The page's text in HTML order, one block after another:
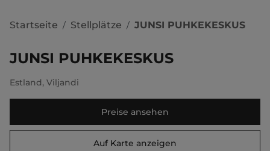
Startseite / Stellplätze / JUNSI PUHKEKESKUS
JUNSI PUHKEKESKUS
Estland, Viljandi
Preise ansehen
Auf Karte anzeigen